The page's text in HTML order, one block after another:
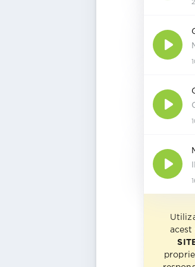
acest